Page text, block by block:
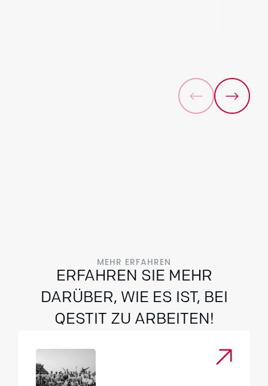
MEHR ERFAHREN
ERFAHREN SIE MEHR
DARÜBER, WIE ES IST, BEI
QESTIT ZU ARBEITEN!